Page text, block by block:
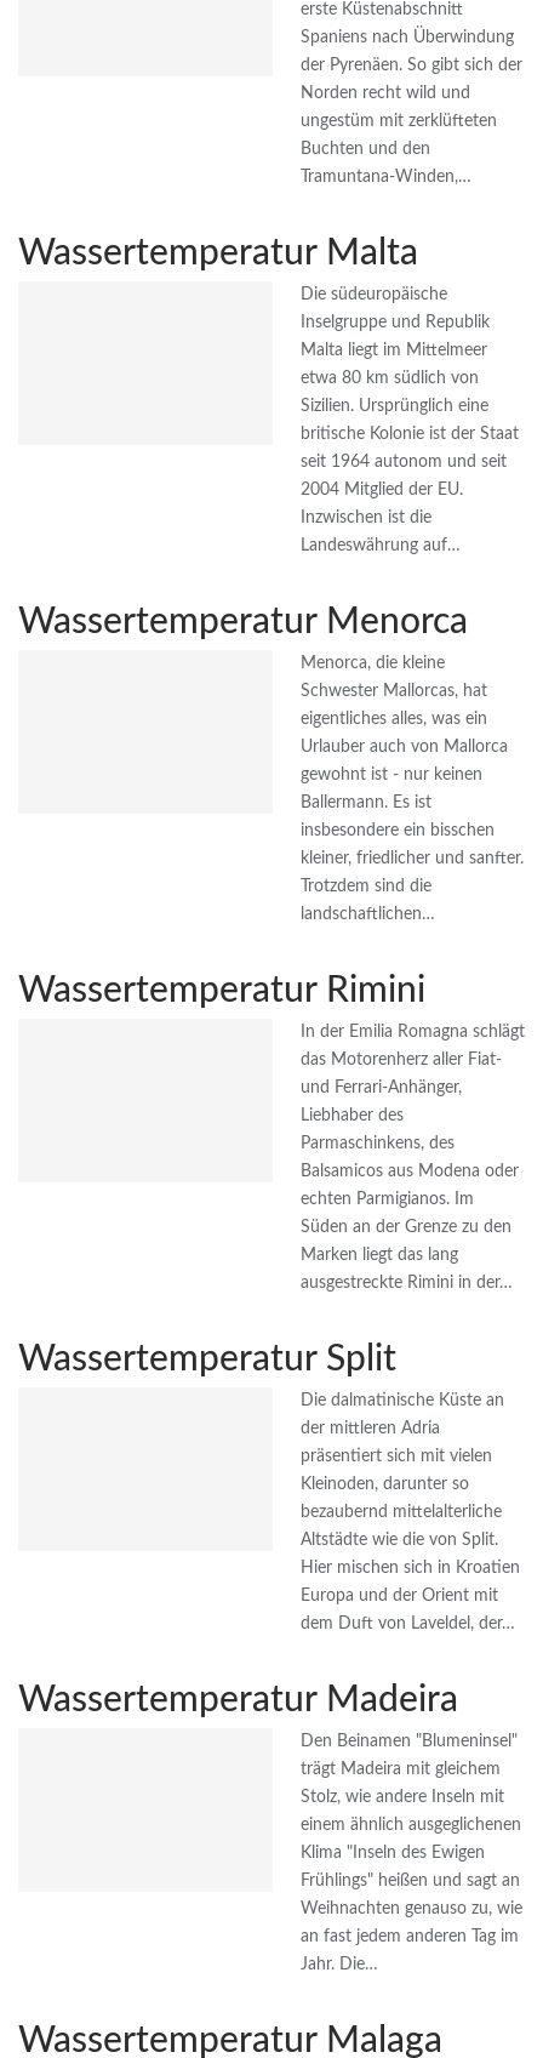
erste Küstenabschnitt
Spaniens nach Überwindung
der Pyrenäen. So gibt sich der
Norden recht wild und
ungestüm mit zerklüfteten
Buchten und den
Tramuntana-Winden,…
Wassertemperatur Malta
Die südeuropäische
Inselgruppe und Republik
Malta liegt im Mittelmeer
etwa 80 km südlich von
Sizilien. Ursprünglich eine
britische Kolonie ist der Staat
seit 1964 autonom und seit
2004 Mitglied der EU.
Inzwischen ist die
Landeswährung auf…
Wassertemperatur Menorca
Menorca, die kleine
Schwester Mallorcas, hat
eigentliches alles, was ein
Urlauber auch von Mallorca
gewohnt ist - nur keinen
Ballermann. Es ist
insbesondere ein bisschen
kleiner, friedlicher und sanfter.
Trotzdem sind die
landschaftlichen…
Wassertemperatur Rimini
In der Emilia Romagna schlägt
das Motorenherz aller Fiat-
und Ferrari-Anhänger,
Liebhaber des
Parmaschinkens, des
Balsamicos aus Modena oder
echten Parmigianos. Im
Süden an der Grenze zu den
Marken liegt das lang
ausgestreckte Rimini in der…
Wassertemperatur Split
Die dalmatinische Küste an
der mittleren Adria
präsentiert sich mit vielen
Kleinoden, darunter so
bezaubernd mittelalterliche
Altstädte wie die von Split.
Hier mischen sich in Kroatien
Europa und der Orient mit
dem Duft von Laveldel, der…
Wassertemperatur Madeira
Den Beinamen "Blumeninsel"
trägt Madeira mit gleichem
Stolz, wie andere Inseln mit
einem ähnlich ausgeglichenen
Klima "Inseln des Ewigen
Frühlings" heißen und sagt an
Weihnachten genauso zu, wie
an fast jedem anderen Tag im
Jahr. Die…
Wassertemperatur Malaga